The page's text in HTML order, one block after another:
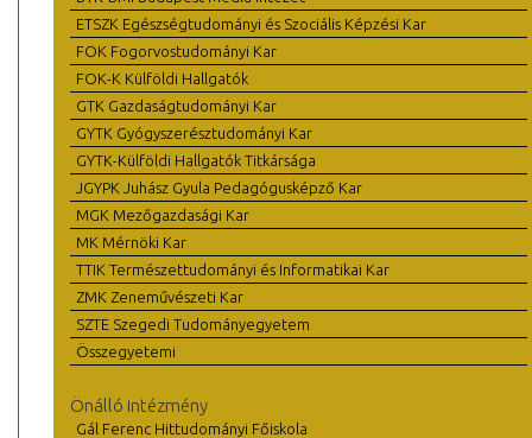
ETSZK Egészségtudományi és Szociális Képzési Kar
FOK Fogorvostudományi Kar
FOK-K Külföldi Hallgatók
GTK Gazdaságtudományi Kar
GYTK Gyógyszerésztudományi Kar
GYTK-Külföldi Hallgatók Titkársága
JGYPK Juhász Gyula Pedagógusképző Kar
MGK Mezőgazdasági Kar
MK Mérnöki Kar
TTIK Természettudományi és Informatikai Kar
ZMK Zeneművészeti Kar
SZTE Szegedi Tudományegyetem
Összegyetemi
Önálló intézmény
Gál Ferenc Hittudományi Főiskola